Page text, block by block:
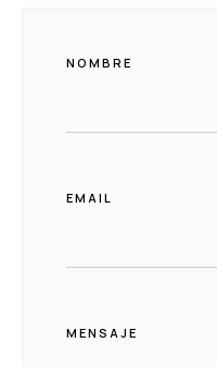
NOMBRE
EMAIL
MENSAJE